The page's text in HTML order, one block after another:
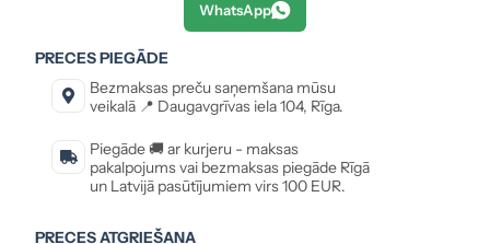
WhatsApp
PRECES PIEGĀDE
Bezmaksas preču saņemšana mūsu
veikalā 📍 Daugavgrīvas iela 104, Rīga.
Piegāde 🚚 ar kurjeru - maksas
pakalpojums vai bezmaksas piegāde Rīgā
un Latvijā pasūtījumiem virs 100 EUR.
PRECES ATGRIEŠANA